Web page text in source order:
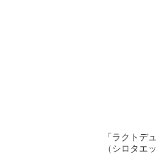
「ラクトデ
（シロタエ